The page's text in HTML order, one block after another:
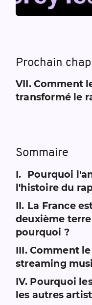
Prochain
VII. Comment
transformé le
Sommaire
I. Pourquoi
l'histoire du
II. La France
deuxième
pourquoi ?
III. Comment le
streaming
IV. Pourquoi
les autres